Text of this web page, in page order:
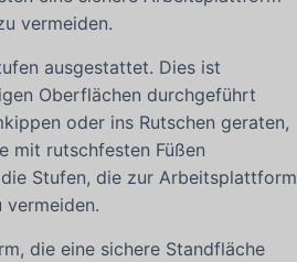
vermeiden.
ausgestattet. Dies ist
Oberflächen durchgeführt
oder ins Rutschen geraten,
mit rutschfesten Füßen
Stufen, die zur Arbeitsplattform
die eine sichere Standfläche